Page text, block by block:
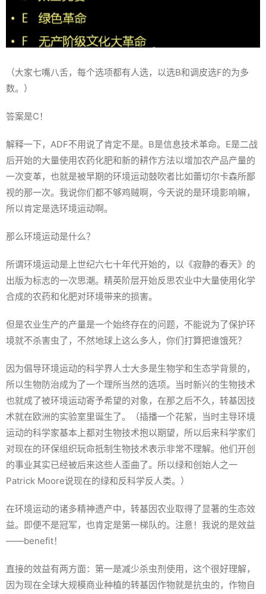
（大家七嘴八舌，每个选项都有人选，以选B和调皮选F的为多
数。）
答案是C！
解释一下，ADF不用说了肯定不是。B是信息技术革命。E是二战
后开始的大量使用农药化肥和新的耕作方法以增加农产品产量的
一次变革，也就是被早期的环境运动鼓吹者比如蕾切尔卡森所鄙
视的那一次。我说你们都不够鸡贼啊，今天说的是环境影响嘛，
所以肯定是选环境运动啊。
那么环境运动是什么？
所谓环境运动是上世纪六七十年代开始的，以《寂静的春天》的
出版为标志的一次思潮。精英阶层开始反思农业中大量使用化学
合成的农药和化肥对环境带来的损害。
但是农业生产的产量是一个始终存在的问题，不能说为了保护环
境就不杀害虫了，不然地球上这么多人，你们打算把谁饿死？
因为倡导环境运动的科学界人士大多是生物学和生态学背景的，
所以生物防治成为了一个理所当然的选项。当时新兴的生物技术
也就成了被环境运动寄予希望的对象，在那之后不久，转基因技
术就在欧洲的实验室里诞生了。（插播一个花絮，当时主导环境
运动的科学家基本上都对生物技术抱以期望，所以后来科学家们
对现在的环保组织玩命抵制生物技术表示非常不理解。他们开创
的事业其实已经被后来这些人歪曲了。所以绿和创始人之一
Patrick Moore说现在的绿和反科学反人类。）
在环境运动的诸多精神遗产中，转基因农业取得了显著的生态效
益。即便不是冠军，也肯定是第一梯队的。注意！我说的是效益
——benefit！
直接的效益有两方面：第一是减少杀虫剂使用，这个很好理解，
因为现在全球大规模商业种植的转基因作物就是抗虫的，作物自